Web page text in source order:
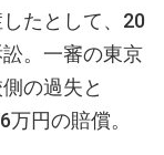
たとして、20
。一審の東京
の過失と
円の賠償。